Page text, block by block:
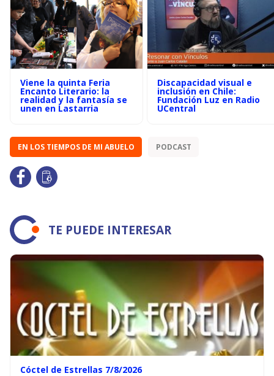
Viene la quinta Feria
Encanto Literario: la
realidad y la fantasía se
unen en Lastarria
Discapacidad visual e
inclusión en Chile:
Fundación Luz en Radio
UCentral
EN LOS TIEMPOS DE MI ABUELO PODCAST
TE PUEDE INTERESAR
Cóctel de Estrellas 7/8/2026